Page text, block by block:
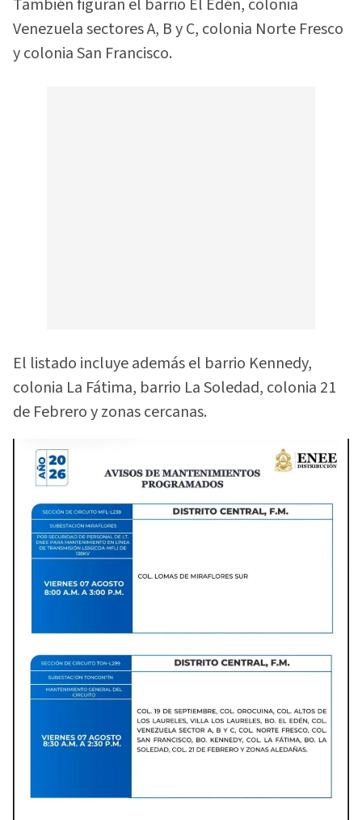
También figuran el barrio El Edén, colonia
Venezuela sectores A, B y C, colonia Norte Fresco
y colonia San Francisco.
El listado incluye además el barrio Kennedy,
colonia La Fátima, barrio La Soledad, colonia 21
de Febrero y zonas cercanas.